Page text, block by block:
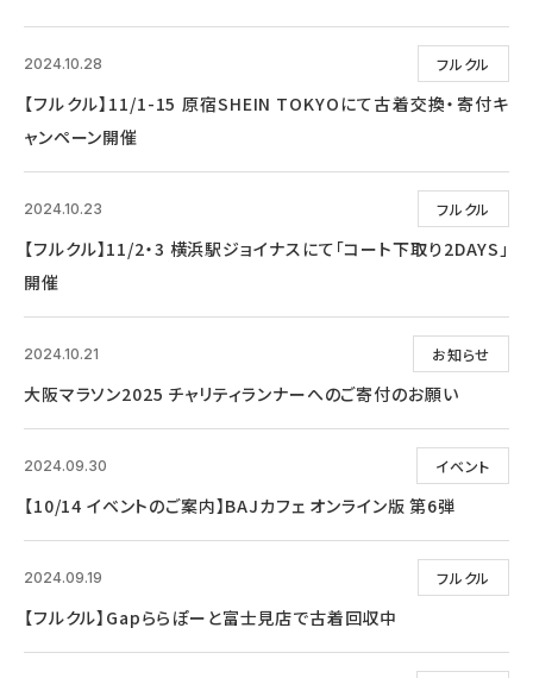
フルクル
2024.10.28
【フルクル】11/1-15 原宿SHEIN TOKYOにて古着交換・寄付キ
ャンペーン開催
フルクル
2024.10.23
【フルクル】11/2・3 横浜駅ジョイナスにて「コート下取り2DAYS」
開催
お知らせ
2024.10.21
大阪マラソン2025 チャリティランナーへのご寄付のお願い
イベント
2024.09.30
【10/14 イベントのご案内】BAJカフェ オンライン版 第6弾
フルクル
2024.09.19
【フルクル】Gapららぽーと富士見店で古着回収中